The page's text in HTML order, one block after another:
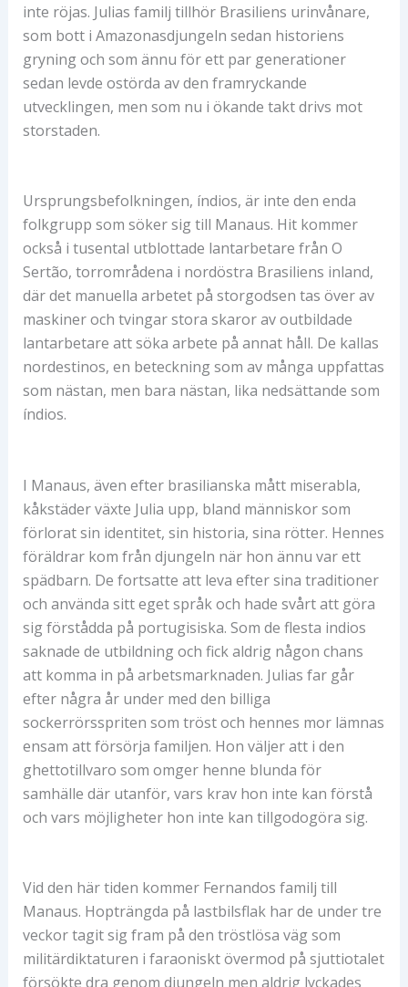
inte röjas. Julias familj tillhör Brasiliens urinvånare,
som bott i Amazonasdjungeln sedan historiens
gryning och som ännu för ett par generationer
sedan levde ostörda av den framryckande
utvecklingen, men som nu i ökande takt drivs mot
storstaden.
Ursprungsbefolkningen, índios, är inte den enda
folkgrupp som söker sig till Manaus. Hit kommer
också i tusental utblottade lantarbetare från O
Sertão, torrområdena i nordöstra Brasiliens inland,
där det manuella arbetet på storgodsen tas över av
maskiner och tvingar stora skaror av outbildade
lantarbetare att söka arbete på annat håll. De kallas
nordestinos, en beteckning som av många uppfattas
som nästan, men bara nästan, lika nedsättande som
índios.
I Manaus, även efter brasilianska mått miserabla,
kåkstäder växte Julia upp, bland människor som
förlorat sin identitet, sin historia, sina rötter. Hennes
föräldrar kom från djungeln när hon ännu var ett
spädbarn. De fortsatte att leva efter sina traditioner
och använda sitt eget språk och hade svårt att göra
sig förstådda på portugisiska. Som de flesta indios
saknade de utbildning och fick aldrig någon chans
att komma in på arbetsmarknaden. Julias far går
efter några år under med den billiga
sockerrörsspriten som tröst och hennes mor lämnas
ensam att försörja familjen. Hon väljer att i den
ghettotillvaro som omger henne blunda för
samhälle där utanför, vars krav hon inte kan förstå
och vars möjligheter hon inte kan tillgodogöra sig.
Vid den här tiden kommer Fernandos familj till
Manaus. Hopträngda på lastbilsflak har de under tre
veckor tagit sig fram på den tröstlösa väg som
militärdiktaturen i faraoniskt övermod på sjuttiotalet
försökte dra genom djungeln men aldrig lyckades